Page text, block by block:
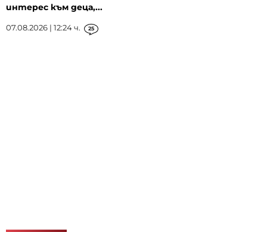
интерес към деца,...
07.08.2026 | 12:24 ч. 25